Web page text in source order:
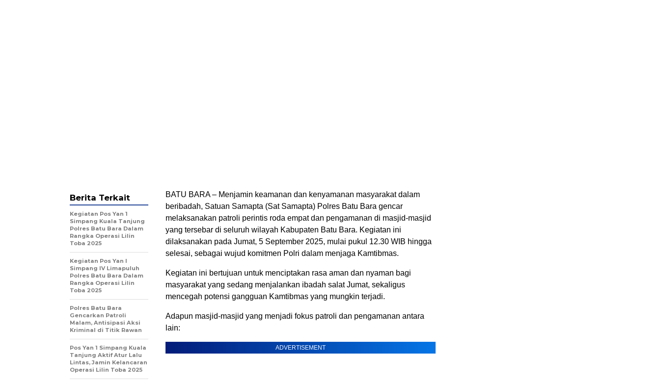
BATU BARA – Menjamin keamanan dan kenyamanan masyarakat dalam
beribadah, Satuan Samapta (Sat Samapta) Polres Batu Bara gencar
melaksanakan patroli perintis roda empat dan pengamanan di masjid-masjid
yang tersebar di seluruh wilayah Kabupaten Batu Bara. Kegiatan ini
dilaksanakan pada Jumat, 5 September 2025, mulai pukul 12.30 WIB hingga
selesai, sebagai wujud komitmen Polri dalam menjaga Kamtibmas.
Kegiatan ini bertujuan untuk menciptakan rasa aman dan nyaman bagi
masyarakat yang sedang menjalankan ibadah salat Jumat, sekaligus
mencegah potensi gangguan Kamtibmas yang mungkin terjadi.
Adapun masjid-masjid yang menjadi fokus patroli dan pengamanan antara
lain:
ADVERTISEMENT
Berita Terkait
Kegiatan Pos Yan 1
Simpang Kuala Tanjung
Polres Batu Bara Dalam
Rangka Operasi Lilin
Toba 2025
Kegiatan Pos Yan I
Simpang IV Limapuluh
Polres Batu Bara Dalam
Rangka Operasi Lilin
Toba 2025
Polres Batu Bara
Gencarkan Patroli
Malam, Antisipasi Aksi
Kriminal di Titik Rawan
Pos Yan 1 Simpang Kuala
Tanjung Aktif Atur Lalu
Lintas, Jamin Kelancaran
Operasi Lilin Toba 2025